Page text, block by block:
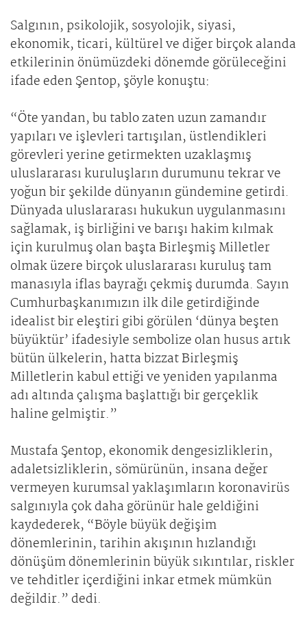
Salgının, psikolojik, sosyolojik, siyasi,
ekonomik, ticari, kültürel ve diğer birçok alanda
etkilerinin önümüzdeki dönemde görüleceğini
ifade eden Şentop, şöyle konuştu:
“Öte yandan, bu tablo zaten uzun zamandır
yapıları ve işlevleri tartışılan, üstlendikleri
görevleri yerine getirmekten uzaklaşmış
uluslararası kuruluşların durumunu tekrar ve
yoğun bir şekilde dünyanın gündemine getirdi.
Dünyada uluslararası hukukun uygulanmasını
sağlamak, iş birliğini ve barışı hakim kılmak
için kurulmuş olan başta Birleşmiş Milletler
olmak üzere birçok uluslararası kuruluş tam
manasıyla iflas bayrağı çekmiş durumda. Sayın
Cumhurbaşkanımızın ilk dile getirdiğinde
idealist bir eleştiri gibi görülen ‘dünya beşten
büyüktür’ ifadesiyle sembolize olan husus artık
bütün ülkelerin, hatta bizzat Birleşmiş
Milletlerin kabul ettiği ve yeniden yapılanma
adı altında çalışma başlattığı bir gerçeklik
haline gelmiştir.”
Mustafa Şentop, ekonomik dengesizliklerin,
adaletsizliklerin, sömürünün, insana değer
vermeyen kurumsal yaklaşımların koronavirüs
salgınıyla çok daha görünür hale geldiğini
kaydederek, “Böyle büyük değişim
dönemlerinin, tarihin akışının hızlandığı
dönüşüm dönemlerinin büyük sıkıntılar, riskler
ve tehditler içerdiğini inkar etmek mümkün
değildir.” dedi.